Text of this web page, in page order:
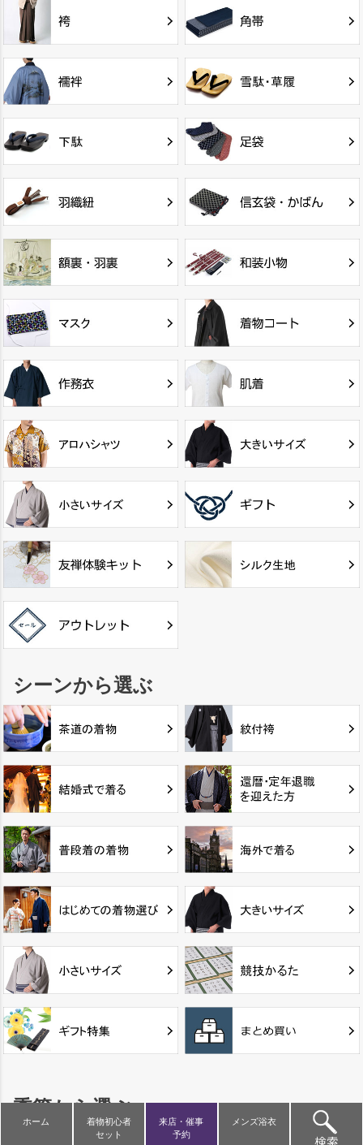
シーンから選ぶ
季節から選ぶ
ホーム
着物初心者
セット
来店・催事
予約
メンズ浴衣